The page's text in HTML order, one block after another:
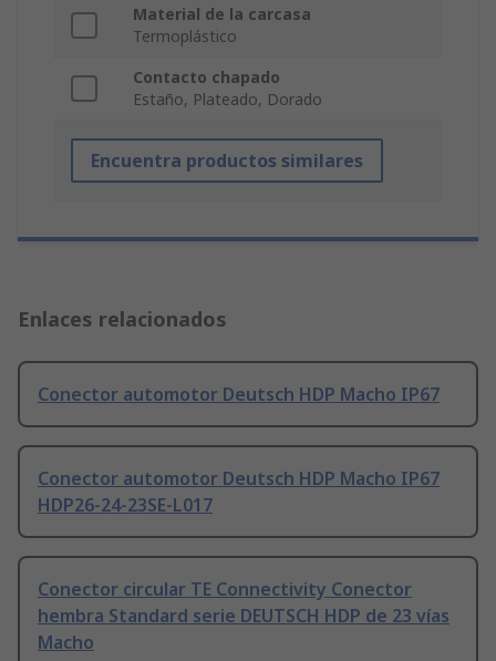
Material de la carcasa
Termoplástico
Contacto chapado
Estaño, Plateado, Dorado
Encuentra productos similares
Enlaces relacionados
Conector automotor Deutsch HDP Macho IP67
Conector automotor Deutsch HDP Macho IP67
HDP26-24-23SE-L017
Conector circular TE Connectivity Conector
hembra Standard serie DEUTSCH HDP de 23 vías
Macho